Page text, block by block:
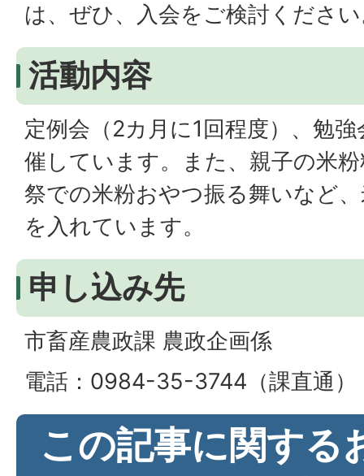
は、ぜひ、入会をご検討くださ
活動内容
定例会（2カ月に1回程度）、勉
催しています。また、親子の米
祭での米粉おやつ振る舞いなど
を入れています。
申し込み先
市畜産農政課 農政企画係
電話：0984-35-3744（課直通）
この記事に関する